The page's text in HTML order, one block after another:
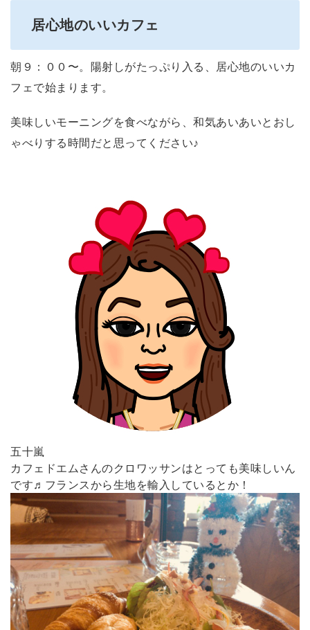
居心地のいいカフェ
朝９：００〜。陽射しがたっぷり入る、居心地のいいカ
フェで始まります。
美味しいモーニングを食べながら、和気あいあいとおし
ゃべりする時間だと思ってください♪
五十嵐
カフェドエムさんのクロワッサンはとっても美味しいん
です♬フランスから生地を輸入しているとか！